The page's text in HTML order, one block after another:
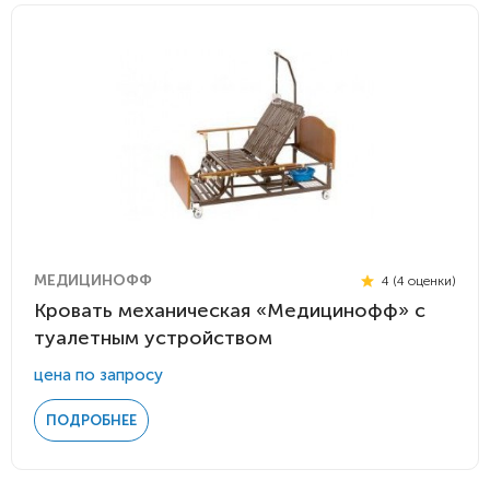
МЕДИЦИНОФФ 4 (4 оценки)
Кровать механическая «Медицинофф» с
туалетным устройством
цена по запросу
ПОДРОБНЕЕ